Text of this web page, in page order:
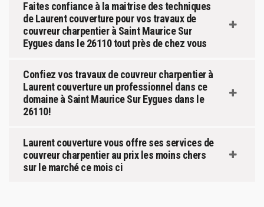
Faites confiance à la maitrise des techniques
de Laurent couverture pour vos travaux de
couvreur charpentier à Saint Maurice Sur
Eygues dans le 26110 tout près de chez vous
Confiez vos travaux de couvreur charpentier à
Laurent couverture un professionnel dans ce
domaine à Saint Maurice Sur Eygues dans le
26110!
Laurent couverture vous offre ses services de
couvreur charpentier au prix les moins chers
sur le marché ce mois ci